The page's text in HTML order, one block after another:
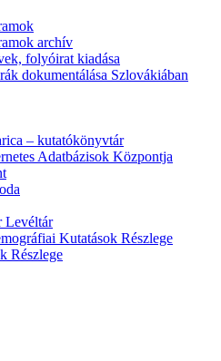
archív
folyóirat kiadása
dokumentálása Szlovákiában
– kutatókönyvtár
Adatbázisok Központja
Levéltár
Kutatások Részlege
Részlege